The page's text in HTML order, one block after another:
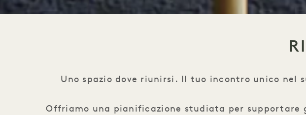
Uno spazio dove riunirsi. Il tuo incontro unico nel
Offriamo una pianificazione studiata per